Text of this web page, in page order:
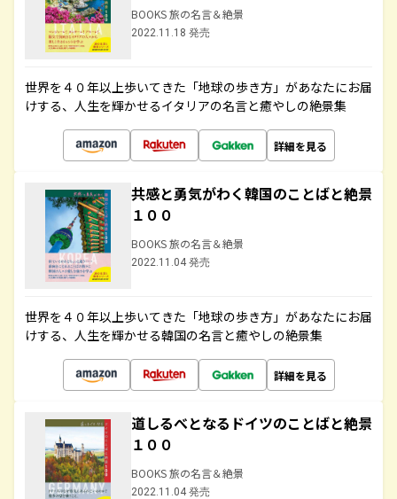
BOOKS 旅の名言＆絶景
2022.11.18 発売
世界を４０年以上歩いてきた「地球の歩き方」があなたにお届
けする、人生を輝かせるイタリアの名言と癒やしの絶景集
詳細を見る
共感と勇気がわく韓国のことばと絶景
１００
BOOKS 旅の名言＆絶景
2022.11.04 発売
世界を４０年以上歩いてきた「地球の歩き方」があなたにお届
けする、人生を輝かせる韓国の名言と癒やしの絶景集
詳細を見る
道しるべとなるドイツのことばと絶景
１００
BOOKS 旅の名言＆絶景
2022.11.04 発売